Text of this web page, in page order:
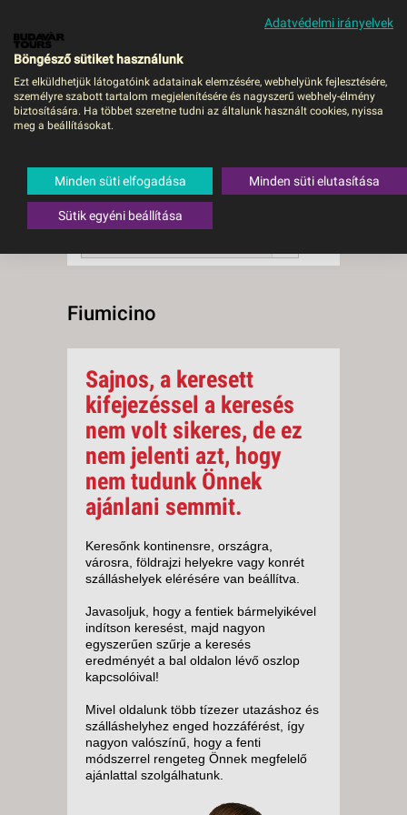
MENÜ
Fiumicino
megfelelő utazásttaláltunk.
A keresővel tovább szűkítheti a
találati listát!
RENDEZÉS:
Fiumicino
Sajnos, a keresett
kifejezéssel a keresés
nem volt sikeres, de ez
nem jelenti azt, hogy
nem tudunk Önnek
ajánlani semmit.
Keresőnk kontinensre, országra,
városra, földrajzi helyekre vagy konrét
szálláshelyek elérésére van beállítva.
Javasoljuk, hogy a fentiek bármelyikével
indítson keresést, majd nagyon
egyszerűen szűrje a keresés
eredményét a bal oldalon lévő oszlop
kapcsolóival!
Mivel oldalunk több tízezer utazáshoz és
szálláshelyhez enged hozzáférést, így
nagyon valószínű, hogy a fenti
módszerrel rengeteg Önnek megfelelő
ajánlattal szolgálhatunk.
Adatvédelmi irányelvek
Böngésző sütiket használunk
Ezt elküldhetjük látogatóink adatainak elemzésére, webhelyünk fejlesztésére,
személyre szabott tartalom megjelenítésére és nagyszerű webhely-élmény
biztosítására. Ha többet szeretne tudni az általunk használt cookies, nyissa
meg a beállításokat.
Minden süti elfogadása Minden süti elutasítása
Sütik egyéni beállítása